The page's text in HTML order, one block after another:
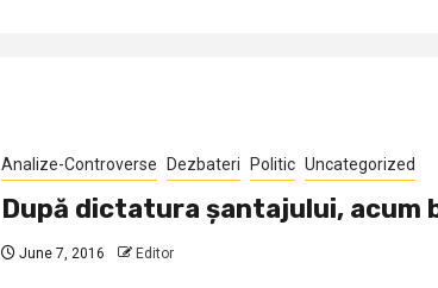
Analize-Controverse Dezbateri Politic Uncategorized
După dictatura șantajului, acum
June 7, 2016 Editor